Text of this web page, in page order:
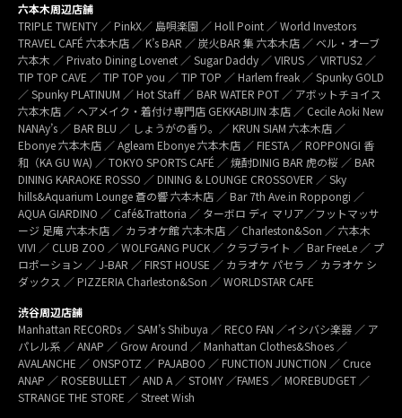
六本木周辺店舗
TRIPLE TWENTY ／ PinkX／ 島唄楽園 ／ Holl Point ／ World Investors
TRAVEL CAFÉ 六本木店 ／ K’s BAR ／ 炭火BAR 集 六本木店 ／ ベル・オーブ
六本木 ／ Privato Dining Lovenet ／ Sugar Daddy ／ VIRUS ／ VIRTUS2 ／
TIP TOP CAVE ／ TIP TOP you ／ TIP TOP ／ Harlem freak ／ Spunky GOLD
／ Spunky PLATINUM ／ Hot Staff ／ BAR WATER POT ／ アボットチョイス
六本木店 ／ ヘアメイク・着付け専門店 GEKKABIJIN 本店 ／ Cecile Aoki New
NANAy’s ／ BAR BLU ／ しょうがの香り。／ KRUN SIAM 六本木店 ／
Ebonye 六本木店 ／ Agleam Ebonye 六本木店 ／ FIESTA ／ ROPPONGI 香
和（KA GU WA) ／ TOKYO SPORTS CAFÉ ／ 焼酎DINIG BAR 虎の桜 ／ BAR
DINING KARAOKE ROSSO ／ DINING & LOUNGE CROSSOVER ／ Sky
hills&Aquarium Lounge 蒼の響 六本木店 ／ Bar 7th Ave.in Roppongi ／
AQUA GIARDINO ／ Café&Trattoria ／ ターボロ ディ マリア／フットマッサ
ージ 足庵 六本木店 ／ カラオケ館 六本木店 ／ Charleston&Son ／ 六本木
VIVI ／ CLUB ZOO ／ WOLFGANG PUCK ／ クラブライト ／ Bar FreeLe ／ プ
ロポーション ／ J-BAR ／ FIRST HOUSE ／ カラオケ パセラ ／ カラオケ シ
ダックス ／ PIZZERIA Charleston&Son ／ WORLDSTAR CAFE
渋谷周辺店舗
Manhattan RECORDs ／ SAM’s Shibuya ／ RECO FAN ／イシバシ楽器 ／ ア
パレル系 ／ ANAP ／ Grow Around ／ Manhattan Clothes&Shoes ／
AVALANCHE ／ ONSPOTZ ／ PAJABOO ／ FUNCTION JUNCTION ／ Cruce
ANAP ／ ROSEBULLET ／ AND A ／ STOMY ／FAMES ／ MOREBUDGET ／
STRANGE THE STORE ／ Street Wish